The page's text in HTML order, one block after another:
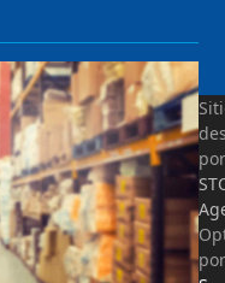
por
por